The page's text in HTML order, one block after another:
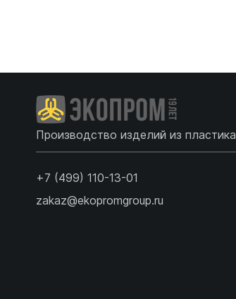
Производство изделий из пластика
+7 (499) 110-13-01
zakaz@ekopromgroup.ru